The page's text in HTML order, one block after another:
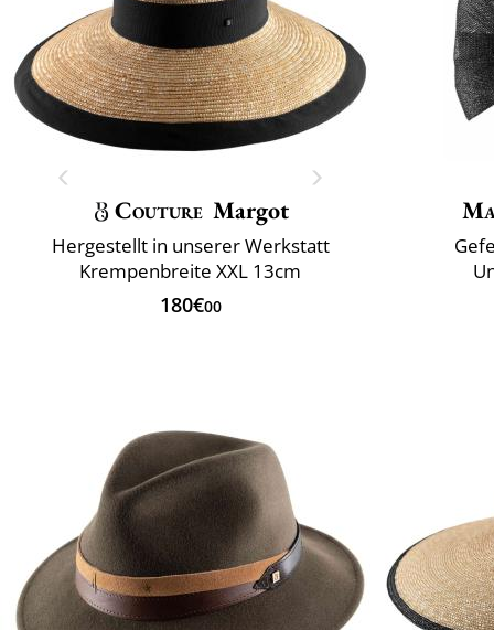
Couture Margot
Hergestellt in unserer Werkstatt
Krempenbreite XXL 13cm
180€00